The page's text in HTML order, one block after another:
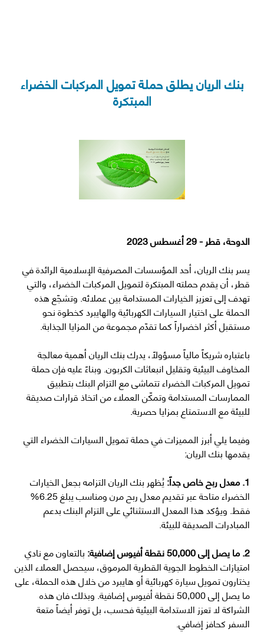
SavingVideo Tutorials AlRayan CorpNetAlRayan GoSitemapبنك الريان يطلق حملة تمويل المركبات الخضراء
المبتكرة
الدوحة، قطر - 29 أغسطس 2023
يسر بنك الريان، أحد المؤسسات المصرفية الإسلامية الرائدة في
قطر، أن يقدم حملته المبتكرة لتمويل المركبات الخضراء، والتي
تهدف إلى تعزيز الخيارات المستدامة بين عملائه. وتشجّع هذه
الحملة على اختيار السيارات الكهربائية والهايبرد كخطوة نحو
مستقبل أكثر اخضراراً كما تقدّم مجموعة من المزايا الجذابة.
باعتباره شريكاً مالياً مسؤولاً، يدرك بنك الريان أهمية معالجة
المخاوف البيئية وتقليل انبعاثات الكربون. وبناءً عليه فإن حملة
تمويل المركبات الخضراء تتماشى مع التزام البنك بتطبيق
الممارسات المستدامة وتمكّن العملاء من اتخاذ قرارات صديقة
للبيئة مع الاستمتاع بمزايا حصرية.
وفيما يلي أبرز المميزات في حملة تمويل السيارات الخضراء التي
يقدمها بنك الريان:
1. معدل ربح خاص جداً:
يُظهر بنك الريان التزامه بجعل الخيارات
الخضراء متاحة عبر تقديم معدل ربح مرن ومناسب يبلغ 6.25%
فقط. ويؤكد هذا المعدل الاستثنائي على التزام البنك بدعم
المبادرات الصديقة للبيئة.
2. ما يصل إلى 50,000 نقطة أفيوس إضافية:
بالتعاون مع نادي
امتيازات الخطوط الجوية القطرية المرموق، سيحصل العملاء الذين
يختارون تمويل سيارة كهربائية أو هايبرد من خلال هذه الحملة، على
ما يصل إلى 50,000 نقطة أفيوس إضافية. وبذلك فان هذه
الشراكة لا تعزز الاستدامة البيئية فحسب، بل توفر أيضاً متعة
السفر كحافز إضافي.